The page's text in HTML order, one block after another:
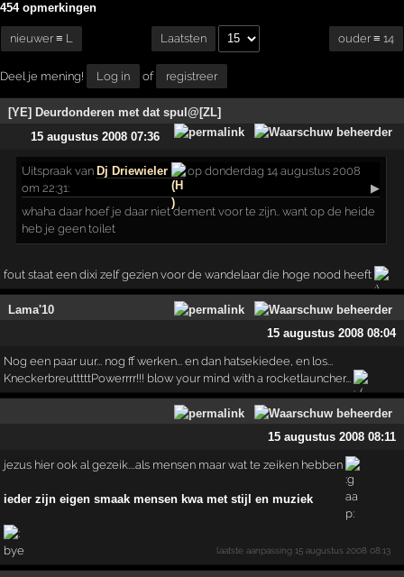
454 opmerkingen
nieuwer ≡ L Laatsten ouder ≡ 14
Deel je mening! Log in of registreer
[YE] Deurdonderen met dat spul@[ZL]
15 augustus 2008 07:36
Uitspraak van Dj Driewieler
op donderdag 14 augustus 2008
om 22:31:
▶
whaha daar hoef je daar niet dement voor te zijn.. want op de heide
heb je geen toilet
fout staat een dixi zelf gezien voor de wandelaar die hoge nood heeft
Lama'10
15 augustus 2008 08:04
Nog een paar uur... nog ff werken... en dan hatsekiedee, en los...
KneckerbreutttttPowerrrr!!! blow your mind with a rocketlauncher...
15 augustus 2008 08:11
jezus hier ook al gezeik....als mensen maar wat te zeiken hebben
ieder zijn eigen smaak mensen kwa met stijl en muziek
laatste aanpassing15 augustus 2008 08:13